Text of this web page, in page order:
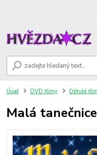
Úvod DVD filmy Dětské
Malá